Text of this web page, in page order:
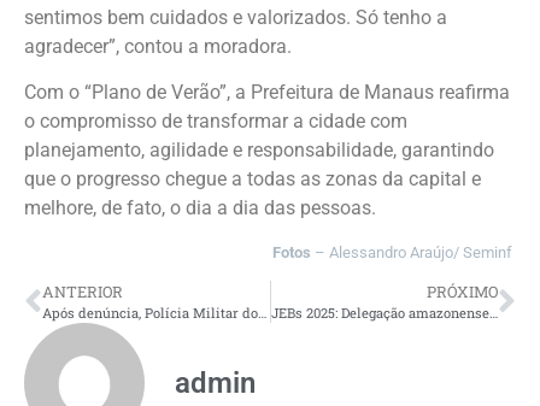
sentimos bem cuidados e valorizados. Só tenho a
agradecer”, contou a moradora.
Com o “Plano de Verão”, a Prefeitura de Manaus reafirma
o compromisso de transformar a cidade com
planejamento, agilidade e responsabilidade, garantindo
que o progresso chegue a todas as zonas da capital e
melhore, de fato, o dia a dia das pessoas.
Fotos – Alessandro Araújo/ Seminf
ANTERIOR
Após denúncia, Polícia Militar do Amazonas prende dois homens por agressão às companheiras
PRÓXIMO
JEBs 2025: Delegação amazonense encerra competição com 45 medalhas
admin